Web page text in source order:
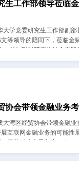
生工作部领导莅临
学党委研究生工作部副部
等领导的陪同下，莅临金
，以加强对研究生社会实
协会带领金融业务
大湾区经贸协会带领金融
互联网金融业务的可能性
工业科技发展主席、The
长向...